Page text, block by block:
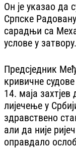
Он је указао да
Српске
сарадњи са
услове у затвору.
Предсједник
кривичне
14. маја
лијечење у
здравствено
али да није
оправдало